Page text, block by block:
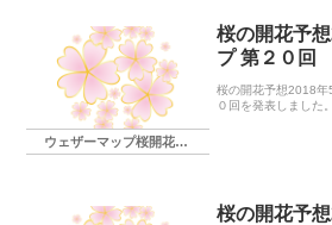
ウェザーマップ桜開花予想
桜の開花予
プ 第２０回
桜の開花予想2018年
０回を発表しました。
桜の開花予